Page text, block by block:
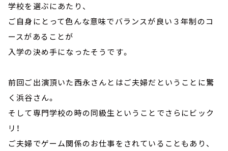
学校を選ぶにあたり、
ご自身にとって色んな意味でバランスが良い３年制のコ
ースがあることが
入学の決め手になったそうです。
前回ご出演頂いた西永さんとはご夫婦だということに驚
く浜谷さん。
そして専門学校の時の同級生ということでさらにビック
リ！
ご夫婦でゲーム関係のお仕事をされていることもあり、